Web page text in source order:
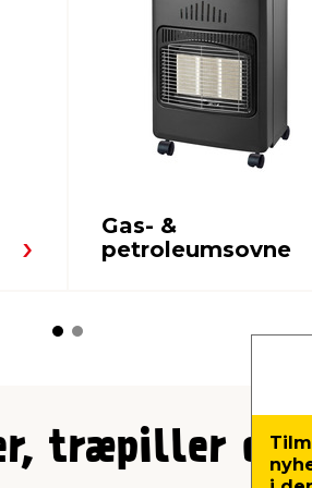
Gas- &
petroleumsovne
træpiller og